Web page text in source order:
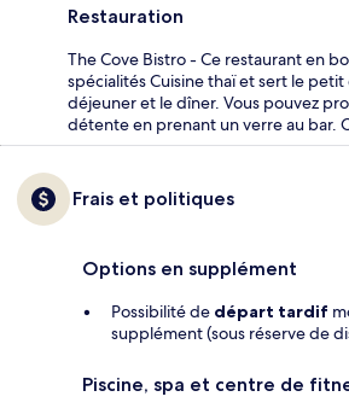
Restauration
The Cove Bistro - Ce restaurant en
spécialités Cuisine thaï et sert le
déjeuner et le dîner. Vous pouvez
détente en prenant un verre au bar.
Frais et politiques
Options en supplément
Possibilité de départ tardif
supplément (sous réserve de
Piscine, spa et centre de